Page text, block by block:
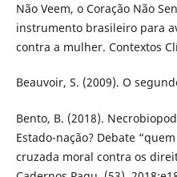
Não Veem, o Coração Não
instrumento brasileiro para
contra a mulher. Contextos
Beauvoir, S. (2009). O
Bento, B. (2018).
Estado-nação? Debate
cruzada moral contra os